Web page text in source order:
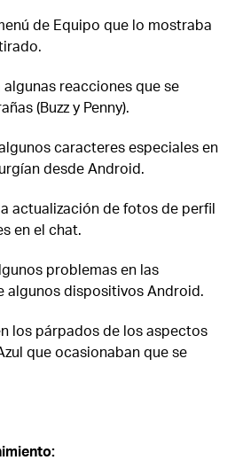
de Equipo que lo mostraba
reacciones que se
(Buzz y Penny).
caracteres especiales en
desde Android.
actualización de fotos de perfil
en el chat.
problemas en las
algunos dispositivos Android.
los párpados de los aspectos
que ocasionaban que se